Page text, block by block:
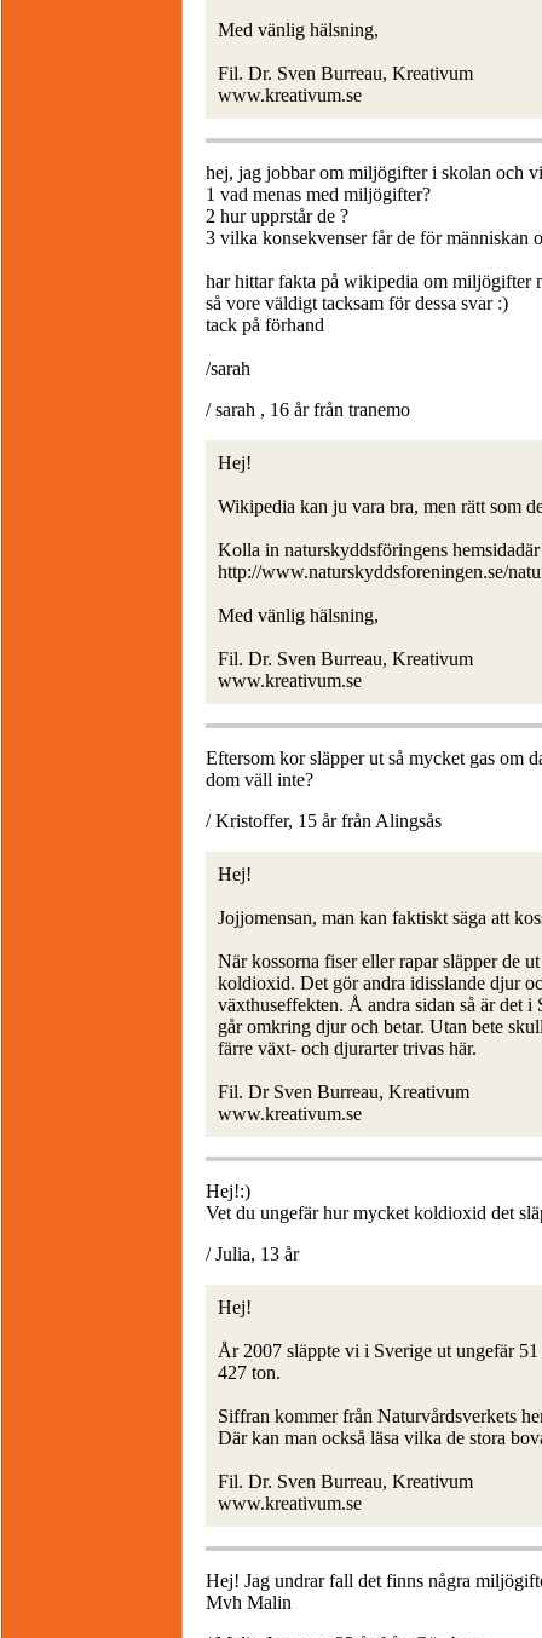
Med vänlig hälsning,
Fil. Dr. Sven Burreau, Kreativum
www.kreativum.se
hej, jag jobbar om miljögifter i skolan och
1 vad menas med miljögifter?
2 hur upprstår de ?
3 vilka konsekvenser får de för människan
har hittar fakta på wikipedia om miljögifter
så vore väldigt tacksam för dessa svar :)
tack på förhand
/sarah
/ sarah , 16 år från tranemo
Hej!
Wikipedia kan ju vara bra, men rätt som
Kolla in naturskyddsföringens
http://www.naturskyddsforeningen.se/
Med vänlig hälsning,
Fil. Dr. Sven Burreau, Kreativum
www.kreativum.se
Eftersom kor släpper ut så mycket gas om
dom väll inte?
/ Kristoffer, 15 år från Alingsås
Hej!
Jojjomensan, man kan faktiskt säga att
När kossorna fiser eller rapar släpper de
koldioxid. Det gör andra idisslande djur
växthuseffekten. Å andra sidan så är det
går omkring djur och betar. Utan bete
färre växt- och djurarter trivas här.
Fil. Dr Sven Burreau, Kreativum
www.kreativum.se
Hej!:)
Vet du ungefär hur mycket koldioxid det
/ Julia, 13 år
Hej!
År 2007 släppte vi i Sverige ut ungefär
427 ton.
Siffran kommer från Naturvårdsverkets
Där kan man också läsa vilka de stora
Fil. Dr. Sven Burreau, Kreativum
www.kreativum.se
Hej! Jag undrar fall det finns några
Mvh Malin